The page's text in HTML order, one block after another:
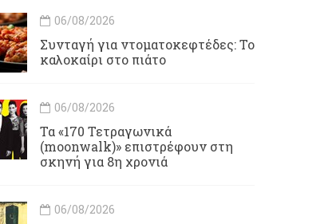
06/08/2026
Συνταγή για ντοματοκεφτέδες: Το
καλοκαίρι στο πιάτο
06/08/2026
Τα «170 Τετραγωνικά
(moonwalk)» επιστρέφουν στη
σκηνή για 8η χρονιά
06/08/2026